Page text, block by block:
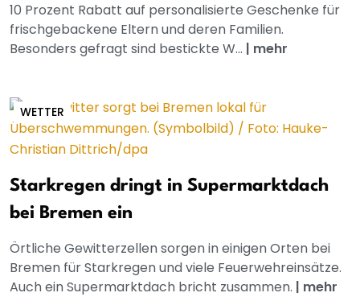
10 Prozent Rabatt auf personalisierte Geschenke für
frischgebackene Eltern und deren Familien.
Besonders gefragt sind bestickte W... | mehr
WETTER
Starkregen dringt in Supermarktdach
bei Bremen ein
Örtliche Gewitterzellen sorgen in einigen Orten bei
Bremen für Starkregen und viele Feuerwehreinsätze.
Auch ein Supermarktdach bricht zusammen. | mehr